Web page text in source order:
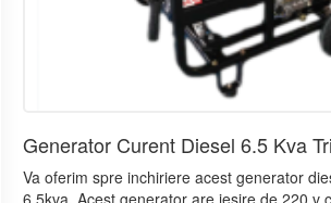
Generator Curent Diesel 6.5 Kva
Va oferim spre inchiriere acest generator